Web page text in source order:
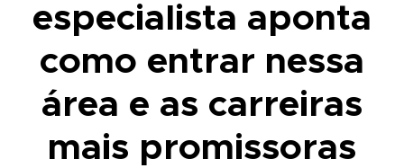
especialista aponta
como entrar nessa
área e as carreiras
mais promissoras